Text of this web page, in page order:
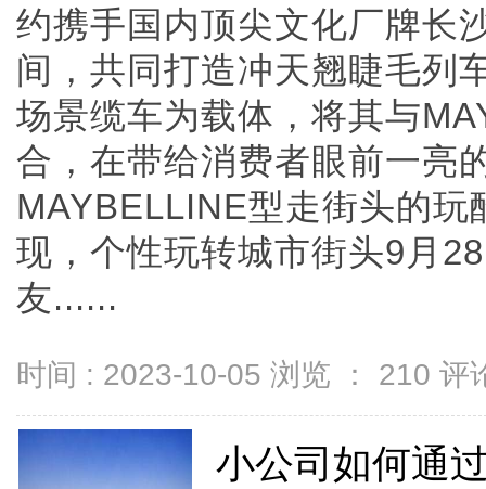
约携手国内顶尖文化厂牌长
间，共同打造冲天翘睫毛列
场景缆车为载体，将其与
合，在带给消费者眼前一亮
MAYBELLINE型走街头的
现，个性玩转城市街头9月
友......
时间 : 2023-10-05 浏览 ： 210 评
小公司如何通